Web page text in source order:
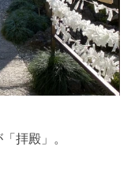
拝殿」。